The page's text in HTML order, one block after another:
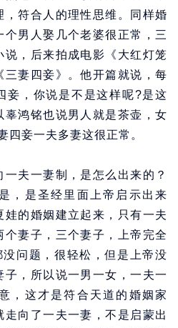
符合人的理性思维。同样婚
男人娶几个老婆很正常，三
，后来拍成电影《大红灯笼
妻四妾》。他开篇就说，每
妾，你说是不是这样呢?是这
鸿铭也说男人就是茶壶，女
四妾一夫多妻这很正常。
夫一妻制，是怎么出来的？
，是圣经里面上帝启示出来
娃的婚姻建立起来，只有一夫
妻子，三个妻子，上帝完全
问题，很轻松，但是上帝没
，所以说一男一女，一夫一
，这才是符合天道的婚姻家
向了一夫一妻，不是启蒙出